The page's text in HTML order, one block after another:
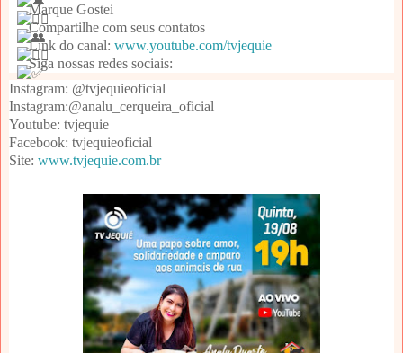
Marque Gostei
Compartilhe com seus contatos
Link do canal: www.youtube.com/tvjequie
Siga nossas redes sociais:
Instagram: @tvjequieoficial
Instagram:@analu_cerqueira_oficial
Youtube: tvjequie
Facebook: tvjequieoficial
Site: www.tvjequie.com.br